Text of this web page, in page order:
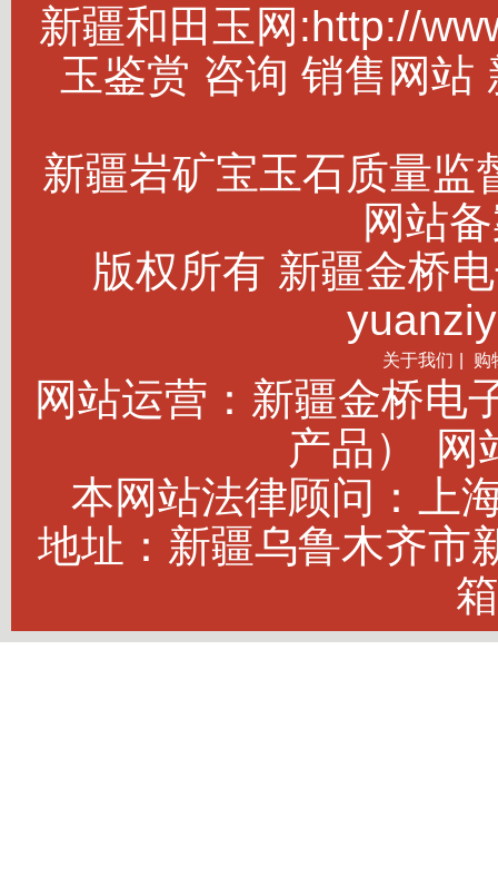
新疆和田玉网:http://
玉鉴赏 咨询 销售网站
新疆岩矿宝玉石质量监
网站
版权所有 新疆金桥
关于我们 购
网站运营：新疆金桥电
产品）
网
本网站法律顾问：上
地址：新疆乌鲁木齐市